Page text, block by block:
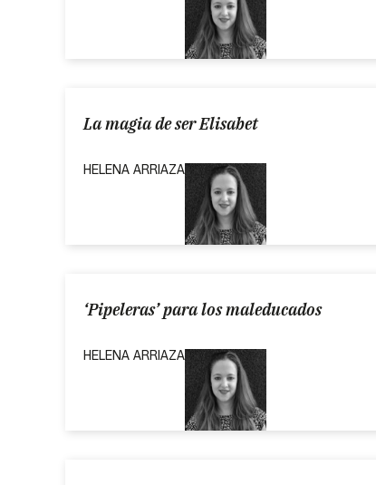
La magia de ser Elisabet
HELENA ARRIAZA
‘Pipeleras’ para los maleducados
HELENA ARRIAZA